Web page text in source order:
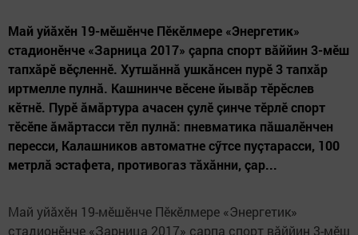
Май уйăхӗн 19-мӗшӗнче Пӗкӗлмере «Энергетик»
стадионӗнче «Зарница 2017» çарпа спорт вăййин 3-мӗш
тапхăрӗ вӗçленнӗ. Хутшăннă ушкăнсен пурӗ 3 тапхăр
иртмелле пулнă. Кашнинче вӗсене йывăр тӗрӗслев
кӗтнӗ. Пурӗ ăмăртура ачасен çулӗ çинче тӗрлӗ спорт
тӗсӗпе ăмăртасси тӗл пулнă: пневматика пăшалӗнчен
пересси, Калашников автоматне сӳтсе пуçтарасси, 100
метрлă эстафета, противогаз тăхăнни, çар...
Май уйăхӗн 19-мӗшӗнче Пӗкӗлмере «Энергетик»
стадионӗнче «Зарница 2017» çарпа спорт вăййин 3-мӗш